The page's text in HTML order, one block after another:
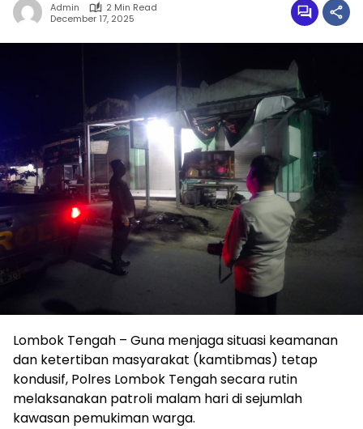
Admin
2 Min Read
December 17, 2025
Lombok Tengah – Guna menjaga situasi keamanan
dan ketertiban masyarakat (kamtibmas) tetap
kondusif, Polres Lombok Tengah secara rutin
melaksanakan patroli malam hari di sejumlah
kawasan pemukiman warga.